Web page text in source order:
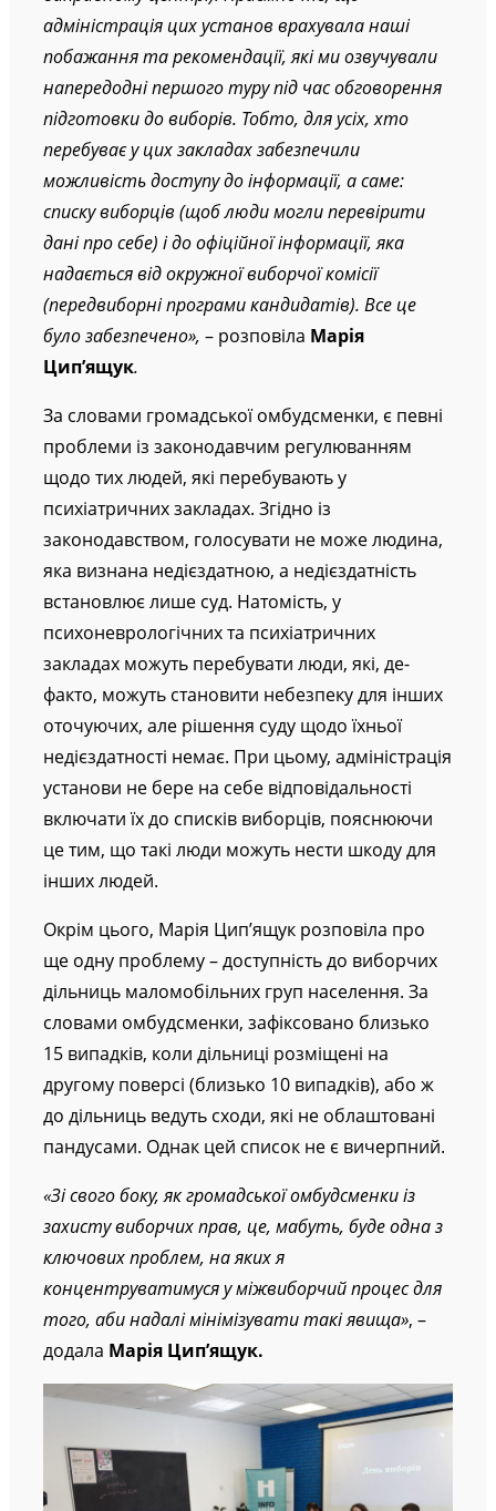
адміністрація цих установ врахувала наші
побажання та рекомендації, які ми озвучували
напередодні першого туру під час обговорення
підготовки до виборів. Тобто, для усіх, хто
перебуває у цих закладах забезпечили
можливість доступу до інформації, а саме:
списку виборців (щоб люди могли перевірити
дані про себе) і до офіційної інформації, яка
надається від окружної виборчої комісії
(передвиборні програми кандидатів). Все це
було забезпечено», – розповіла Марія
Цип’ящук.
За словами громадської омбудсменки, є певні
проблеми із законодавчим регулюванням
щодо тих людей, які перебувають у
психіатричних закладах. Згідно із
законодавством, голосувати не може людина,
яка визнана недієздатною, а недієздатність
встановлює лише суд. Натомість, у
психоневрологічних та психіатричних
закладах можуть перебувати люди, які, де-
факто, можуть становити небезпеку для інших
оточуючих, але рішення суду щодо їхньої
недієздатності немає. При цьому, адміністрація
установи не бере на себе відповідальності
включати їх до списків виборців, пояснюючи
це тим, що такі люди можуть нести шкоду для
інших людей.
Окрім цього, Марія Цип’ящук розповіла про
ще одну проблему – доступність до виборчих
дільниць маломобільних груп населення. За
словами омбудсменки, зафіксовано близько
15 випадків, коли дільниці розміщені на
другому поверсі (близько 10 випадків), або ж
до дільниць ведуть сходи, які не облаштовані
пандусами. Однак цей список не є вичерпний.
«Зі свого боку, як громадської омбудсменки із
захисту виборчих прав, це, мабуть, буде одна з
ключових проблем, на яких я
концентруватимуся у міжвиборчий процес для
того, аби надалі мінімізувати такі явища», –
додала Марія Цип’ящук.